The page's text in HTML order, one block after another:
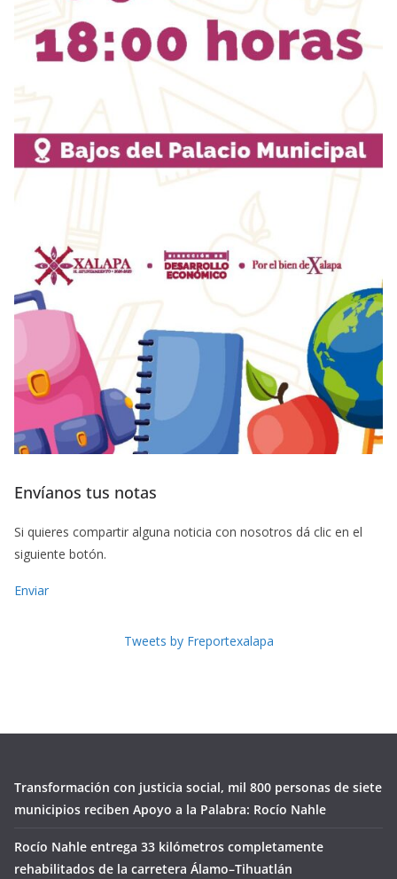
Envíanos tus notas
Si quieres compartir alguna noticia con nosotros dá clic en el
siguiente botón.
Enviar
Tweets by Freportexalapa
Transformación con justicia social, mil 800 personas de siete
municipios reciben Apoyo a la Palabra: Rocío Nahle
Rocío Nahle entrega 33 kilómetros completamente
rehabilitados de la carretera Álamo–Tihuatlán